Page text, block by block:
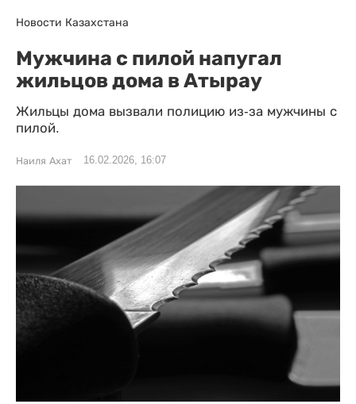
Новости Казахстана
Мужчина с пилой напугал
жильцов дома в Атырау
Жильцы дома вызвали полицию из-за мужчины с
пилой.
Наиля Ахат 16.02.2026, 16:07